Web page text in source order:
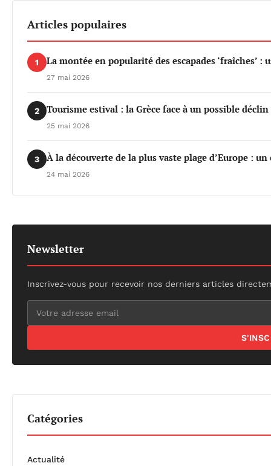
Articles populaires
1 La montée en popularité des escapades ‘fraîches’
27 mai 2026
2 Tourisme estival : la Grèce face à un possible déclin
25 mai 2026
3 À la découverte de la plus vaste plage d’Europe :
24 mai 2026
Newsletter
Inscrivez-vous pour recevoir nos derniers articles
Catégories
Actualité